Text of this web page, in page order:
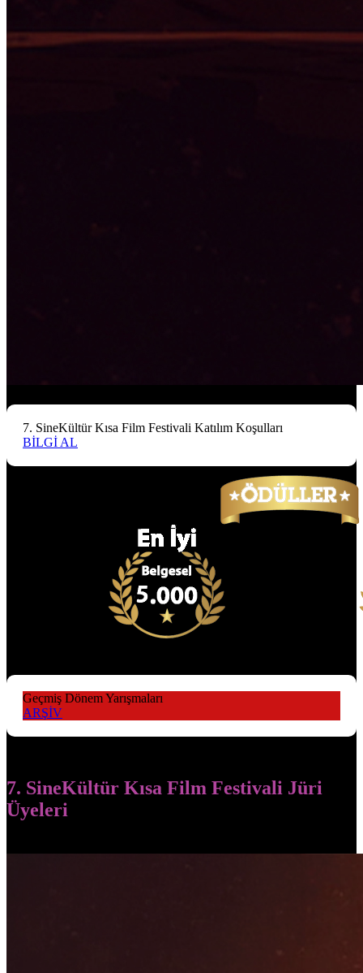
7. SineKültür Kısa Film Festivali Katılım Koşulları
BİLGİ AL
Geçmiş Dönem Yarışmaları
ARŞİV
7. SineKültür Kısa Film Festivali Jüri
Üyeleri